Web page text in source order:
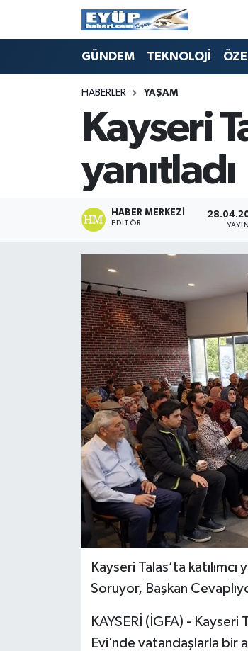
GÜNDEM TEKNOLOJİ
HABERLER YAŞAM
Kayseri
yanıtladı
HABER MERKEZI
EDITÖR
Kayseri Talas’ta
Soruyor, Başkan
KAYSERİ (İGFA) - Kayseri
Evi’nde vatandaşlarla